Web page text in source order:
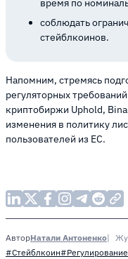
время по
соблюдать
стейблкоинов.
Напомним, стремясь
регуляторных
криптобиржи Uphold,
изменения в политику
пользователей из ЕС.
АвторНатали Антоненко
#Стейблкоин#Регулирование